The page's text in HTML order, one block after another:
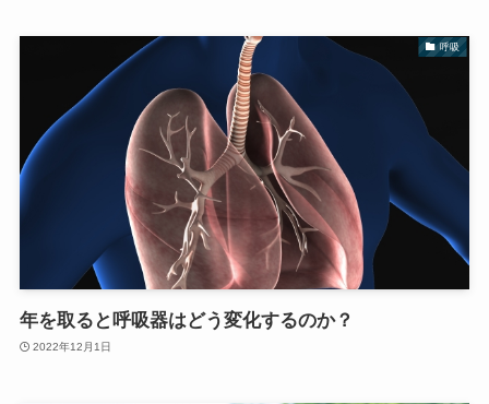
呼吸
年を取ると呼吸器はどう変化するのか？
2022年12月1日